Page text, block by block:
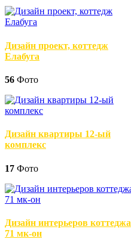
Дизайн проект, коттедж
Елабуга
56 Фото
Дизайн квартиры 12-ый
комплекс
17 Фото
Дизайн интерьеров коттеджа
71 мк-он